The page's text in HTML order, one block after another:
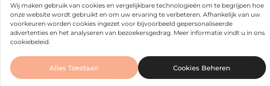
Wij maken gebruik van cookies en vergelijkbare technologieën om te begrijpen hoe
onze website wordt gebruikt en om uw ervaring te verbeteren. Afhankelijk van uw
voorkeuren worden cookies ingezet voor bijvoorbeeld gepersonaliseerde
advertenties en het analyseren van bezoekersgedrag. Meer informatie vindt u in ons
cookiebeleid.
Alles Toestaan Cookies Beheren
dat zich richt op het zorgvuldig selecteren en presenteren van